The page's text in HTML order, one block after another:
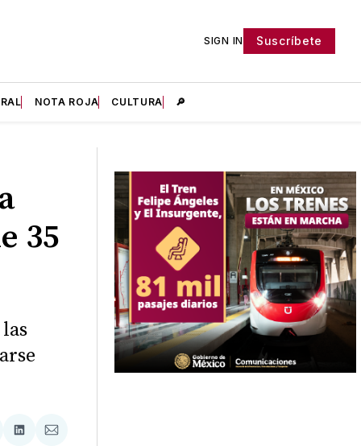
SIGN IN Suscríbete
NOTA ROJA CULTURA 🔎
35
CompartirCompartir